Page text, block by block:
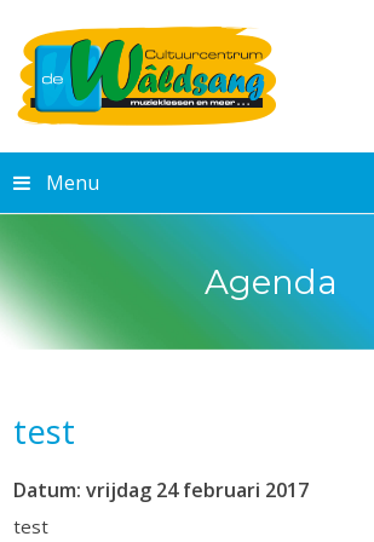
Menu
Agenda
test
Datum: vrijdag 24 februari 2017
test